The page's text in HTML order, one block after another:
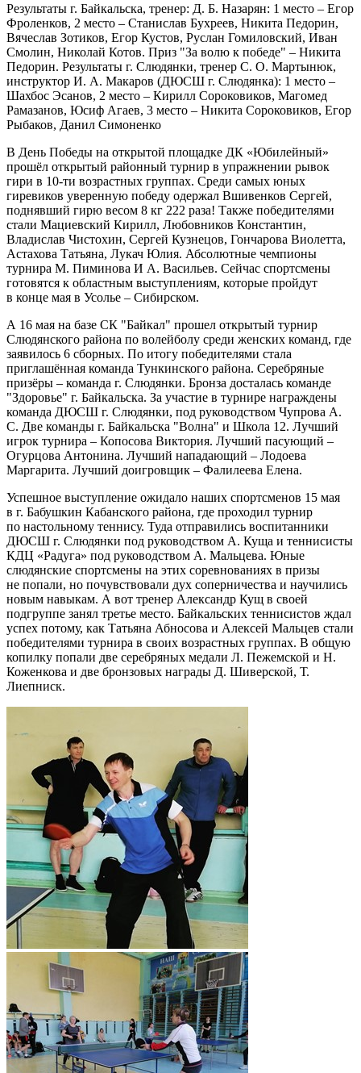
Результаты г. Байкальска, тренер: Д. Б. Назарян: 1 место – Егор
Фроленков, 2 место – Станислав Бухреев, Никита Педорин,
Вячеслав Зотиков, Егор Кустов, Руслан Гомиловский, Иван
Смолин, Николай Котов. Приз "За волю к победе" – Никита
Педорин. Результаты г. Слюдянки, тренер С. О. Мартынюк,
инструктор И. А. Макаров (ДЮСШ г. Слюдянка): 1 место –
Шахбос Эсанов, 2 место – Кирилл Сороковиков, Магомед
Рамазанов, Юсиф Агаев, 3 место – Никита Сороковиков, Егор
Рыбаков, Данил Симоненко
В День Победы на открытой площадке ДК «Юбилейный»
прошёл открытый районный турнир в упражнении рывок
гири в 10-ти возрастных группах. Среди самых юных
гиревиков уверенную победу одержал Вшивенков Сергей,
поднявший гирю весом 8 кг 222 раза! Также победителями
стали Мациевский Кирилл, Любовников Константин,
Владислав Чистохин, Сергей Кузнецов, Гончарова Виолетта,
Астахова Татьяна, Лукач Юлия. Абсолютные чемпионы
турнира М. Пиминова И А. Васильев. Сейчас спортсмены
готовятся к областным выступлениям, которые пройдут
в конце мая в Усолье – Сибирском.
А 16 мая на базе СК "Байкал" прошел открытый турнир
Слюдянского района по волейболу среди женских команд, где
заявилось 6 сборных. По итогу победителями стала
приглашённая команда Тункинского района. Серебряные
призёры – команда г. Слюдянки. Бронза досталась команде
"Здоровье" г. Байкальска. За участие в турнире награждены
команда ДЮСШ г. Слюдянки, под руководством Чупрова А.
С. Две команды г. Байкальска "Волна" и Школа 12. Лучший
игрок турнира – Копосова Виктория. Лучший пасующий –
Огурцова Антонина. Лучший нападающий – Лодоева
Маргарита. Лучший доигровщик – Фалилеева Елена.
Успешное выступление ожидало наших спортсменов 15 мая
в г. Бабушкин Кабанского района, где проходил турнир
по настольному теннису. Туда отправились воспитанники
ДЮСШ г. Слюдянки под руководством А. Куща и теннисисты
КДЦ «Радуга» под руководством А. Мальцева. Юные
слюдянские спортсмены на этих соревнованиях в призы
не попали, но почувствовали дух соперничества и научились
новым навыкам. А вот тренер Александр Кущ в своей
подгруппе занял третье место. Байкальских теннисистов ждал
успех потому, как Татьяна Абносова и Алексей Мальцев стали
победителями турнира в своих возрастных группах. В общую
копилку попали две серебряных медали Л. Пежемской и Н.
Коженкова и две бронзовых награды Д. Шиверской, Т.
Лиепниск.